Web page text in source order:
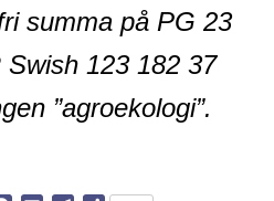
summa på PG 23
123 182 37
”agroekologi”.